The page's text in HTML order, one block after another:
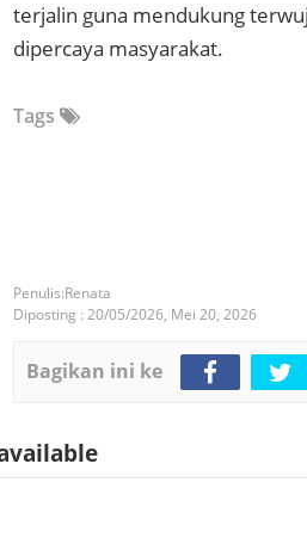
terjalin guna mendukung
dipercaya masyarakat.
Tags
Renata
Diposting : 20/05/2026, Mei 20, 2026
Bagikan ini ke